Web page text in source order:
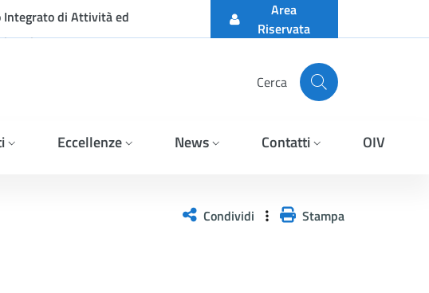
Integrato di Attività ed
Area
Riservata
Cerca
Eccellenze News Contatti OIV
Condividi Stampa